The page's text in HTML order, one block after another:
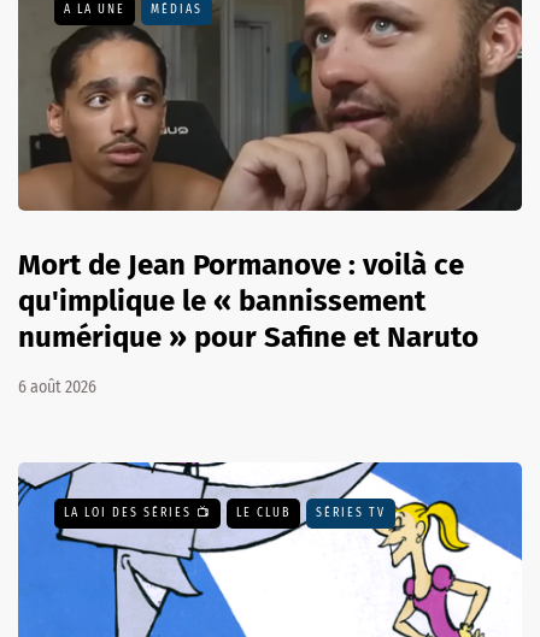
A LA UNE MÉDIAS
Mort de Jean Pormanove : voilà ce
qu'implique le « bannissement
numérique » pour Safine et Naruto
6 août 2026
LA LOI DES SÉRIES 📺 LE CLUB SÉRIES TV